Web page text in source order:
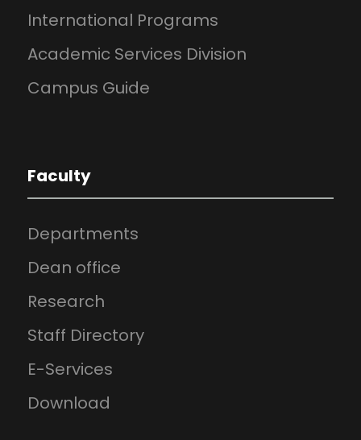
International Programs
Academic Services Division
Campus Guide
Faculty
Departments
Dean office
Research
Staff Directory
E-Services
Download